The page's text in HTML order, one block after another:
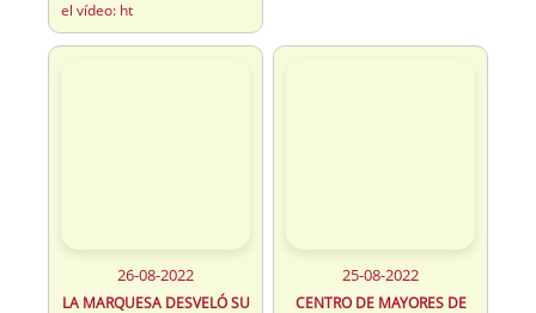
el vídeo: ht
26-08-2022
LA MARQUESA DESVELÓ SU
25-08-2022
CENTRO DE MAYORES DE